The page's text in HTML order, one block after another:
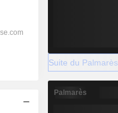
Suite du Palmarès
Palmarès